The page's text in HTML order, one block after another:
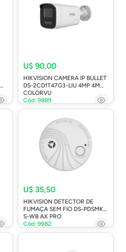
U$ 90,00
HIKVISION CAMERA IP BULLET
DS-2CD1T47G3-LIU 4MP 4MM
COLORVU
Cód: 9889
U$ 35,50
HIKVISION DETECTOR DE
FUMAÇA SEM FIO DS-PDSMK-
S-WB AX PRO
Cód: 9982